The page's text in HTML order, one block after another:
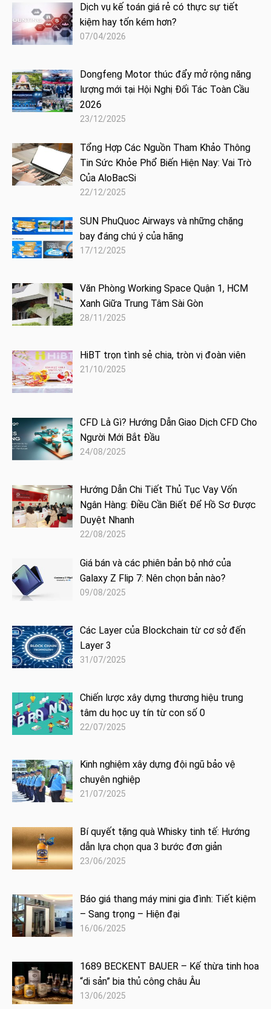
Dịch vụ kế toán giá rẻ có thực sự tiết
kiệm hay tốn kém hơn?
07/04/2026
Dongfeng Motor thúc đẩy mở rộng năng
lượng mới tại Hội Nghị Đối Tác Toàn Cầu
2026
23/12/2025
Tổng Hợp Các Nguồn Tham Khảo Thông
Tin Sức Khỏe Phổ Biến Hiện Nay: Vai Trò
Của AloBacSi
22/12/2025
SUN PhuQuoc Airways và những chặng
bay đáng chú ý của hãng
17/12/2025
Văn Phòng Working Space Quận 1, HCM
Xanh Giữa Trung Tâm Sài Gòn
28/11/2025
HiBT trọn tình sẻ chia, tròn vị đoàn viên
21/10/2025
CFD Là Gì? Hướng Dẫn Giao Dịch CFD Cho
Người Mới Bắt Đầu
24/08/2025
Hướng Dẫn Chi Tiết Thủ Tục Vay Vốn
Ngân Hàng: Điều Cần Biết Để Hồ Sơ Được
Duyệt Nhanh
22/08/2025
Giá bán và các phiên bản bộ nhớ của
Galaxy Z Flip 7: Nên chọn bản nào?
09/08/2025
Các Layer của Blockchain từ cơ sở đến
Layer 3
31/07/2025
Chiến lược xây dựng thương hiệu trung
tâm du học uy tín từ con số 0
22/07/2025
Kinh nghiệm xây dựng đội ngũ bảo vệ
chuyên nghiệp
21/07/2025
Bí quyết tặng quà Whisky tinh tế: Hướng
dẫn lựa chọn qua 3 bước đơn giản
23/06/2025
Báo giá thang máy mini gia đình: Tiết kiệm
– Sang trọng – Hiện đại
16/06/2025
1689 BECKENT BAUER – Kế thừa tinh hoa
“di sản” bia thủ công châu Âu
13/06/2025